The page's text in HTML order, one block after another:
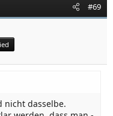
#69
nicht dasselbe.